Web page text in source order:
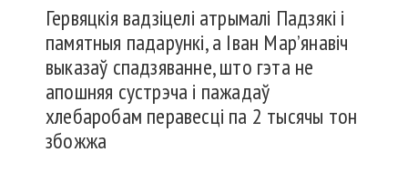
Гервяцкія вадзіцелі атрымалі Падзякі і
памятныя падарункі, а Іван Мар’янавіч
выказаў спадзяванне, што гэта не
апошняя сустрэча і пажадаў
хлебаробам перавесці па 2 тысячы тон
збожжа